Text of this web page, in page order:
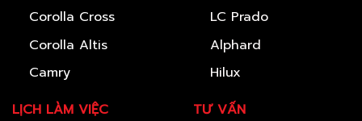
Corolla Cross
Corolla Altis
Camry
LỊCH LÀM VIỆC
LC Prado
Alphard
Hilux
TƯ VẤN